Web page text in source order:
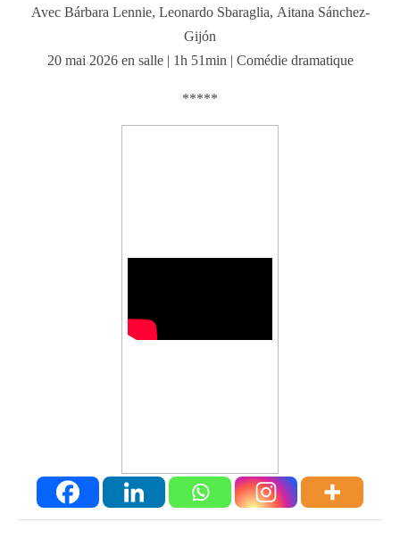
Avec Bárbara Lennie, Leonardo Sbaraglia, Aitana Sánchez-
Gijón
20 mai 2026 en salle | 1h 51min | Comédie dramatique
*****